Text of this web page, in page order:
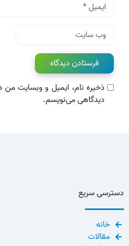
ایمیل*
وب‌ سایت
ذخیره نام، ایمیل و وبسایت من
دیدگاهی می‌نویسم.
دسترسی سریع
خانه
مقالات